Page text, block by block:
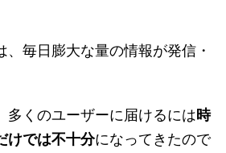
、毎日膨大な量の情報が発信・
多くのユーザーに届けるには時
けでは不十分になってきたので